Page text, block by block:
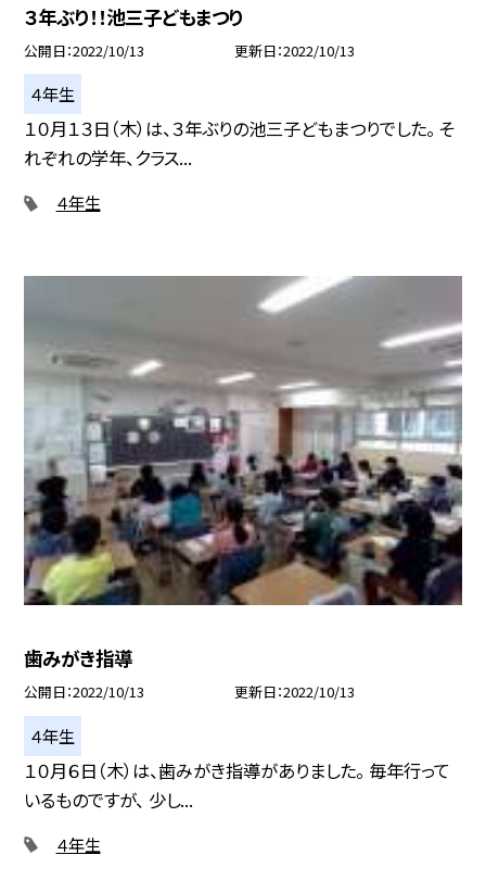
３年ぶり！！池三子どもまつり
公開日 2022/10/13 更新日 2022/10/13
４年生
１０月１３日（木）は、３年ぶりの池三子どもまつりでした。 そ
れぞれの学年、クラス...
４年生
歯みがき指導
公開日 2022/10/13 更新日 2022/10/13
４年生
１０月６日（木）は、歯みがき指導がありました。 毎年行って
いるものですが、 少し...
４年生